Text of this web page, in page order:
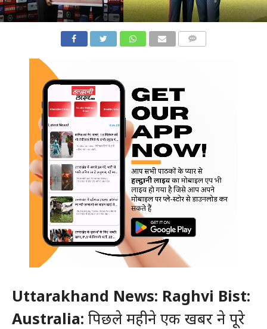
Uttarakhand News: Raghvi Bist:
Australia: पिछले महीने एक खबर ने पूरे